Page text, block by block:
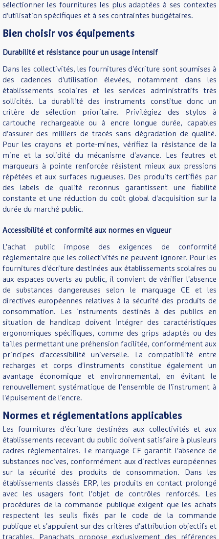
sélectionner les fournitures les plus adaptées à ses contextes
d'utilisation spécifiques et à ses contraintes budgétaires.
Bien choisir vos équipements
Durabilité et résistance pour un usage intensif
Dans les collectivités, les fournitures d'écriture sont soumises à
des cadences d'utilisation élevées, notamment dans les
établissements scolaires et les services administratifs très
sollicités. La durabilité des instruments constitue donc un
critère de sélection prioritaire. Privilégiez des stylos à
cartouche rechargeable ou à encre longue durée, capables
d'assurer des milliers de tracés sans dégradation de qualité.
Pour les crayons et porte-mines, vérifiez la résistance de la
mine et la solidité du mécanisme d'avance. Les feutres et
marqueurs à pointe renforcée résistent mieux aux pressions
répétées et aux surfaces rugueuses. Des produits certifiés par
des labels de qualité reconnus garantissent une fiabilité
constante et une réduction du coût global d'acquisition sur la
durée du marché public.
Accessibilité et conformité aux normes en vigueur
L'achat public impose des exigences de conformité
réglementaire que les collectivités ne peuvent ignorer. Pour les
fournitures d'écriture destinées aux établissements scolaires ou
aux espaces ouverts au public, il convient de vérifier l'absence
de substances dangereuses selon le marquage CE et les
directives européennes relatives à la sécurité des produits de
consommation. Les instruments destinés à des publics en
situation de handicap doivent intégrer des caractéristiques
ergonomiques spécifiques, comme des grips adaptés ou des
tailles permettant une préhension facilitée, conformément aux
principes d'accessibilité universelle. La compatibilité entre
recharges et corps d'instruments constitue également un
avantage économique et environnemental, en évitant le
renouvellement systématique de l'ensemble de l'instrument à
l'épuisement de l'encre.
Normes et réglementations applicables
Les fournitures d'écriture destinées aux collectivités et aux
établissements recevant du public doivent satisfaire à plusieurs
cadres réglementaires. Le marquage CE garantit l'absence de
substances nocives, conformément aux directives européennes
sur la sécurité des produits de consommation. Dans les
établissements classés ERP, les produits en contact prolongé
avec les usagers font l'objet de contrôles renforcés. Les
procédures de la commande publique exigent que les achats
respectent les seuils fixés par le code de la commande
publique et s'appuient sur des critères d'attribution objectifs et
traçables. Panachats propose exclusivement des références